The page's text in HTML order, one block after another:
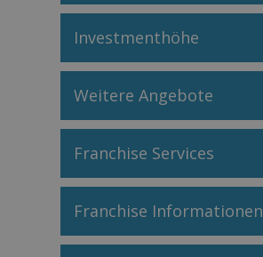
Investmenthöhe
Weitere Angebote
Franchise Services
Franchise Informationen